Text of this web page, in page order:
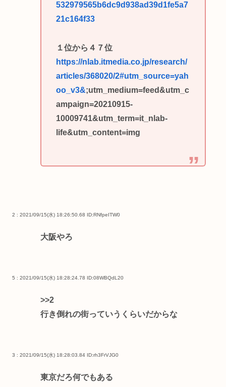
532979565b6dc9d938ad39d1fe5a7
21c164f33
１位から４７位
https://nlab.itmedia.co.jp/research/
articles/368020/2#utm_source=yah
oo_v3&;utm_medium=feed&utm_c
ampaign=20210915-
10009741&utm_term=it_nlab-
life&utm_content=img
2 : 2021/09/15(水) 18:26:50.68 ID:RNfpeITW0
大阪やろ
5 : 2021/09/15(水) 18:28:24.78 ID:08WBQdL20
>>2
行き倒れの街っていうくらいだからな
3 : 2021/09/15(水) 18:28:03.84 ID:rh3FrVJG0
東京だろ何でもある